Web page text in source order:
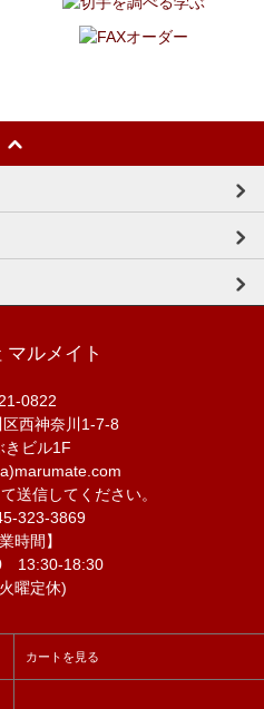
マルメイト
0822
西神奈川1-7-8
きビル1F
送信してください。
323-3869
時間】
13:30-18:30
曜定休)
カートを見る